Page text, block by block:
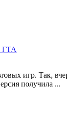
ГТА
игр. Так,
получила ...